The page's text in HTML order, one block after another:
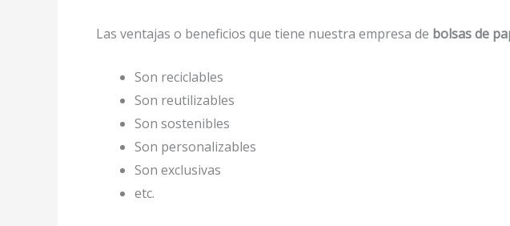
Las ventajas o beneficios que tiene nuestra empresa de bolsas de
Son reciclables
Son reutilizables
Son sostenibles
Son personalizables
Son exclusivas
etc.